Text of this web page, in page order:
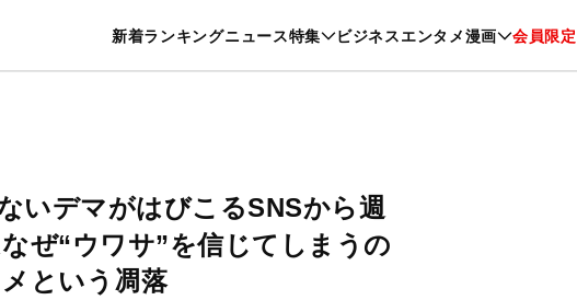
新着ランキングニュース特集 ビジネスエンタメ漫画 会員限定
暮らし スポーツ ヘルスケア 美容 グルメ ファッション
いデマがはびこるSNSから週
ぜ“ウワサ”を信じてしまうの
という凋落